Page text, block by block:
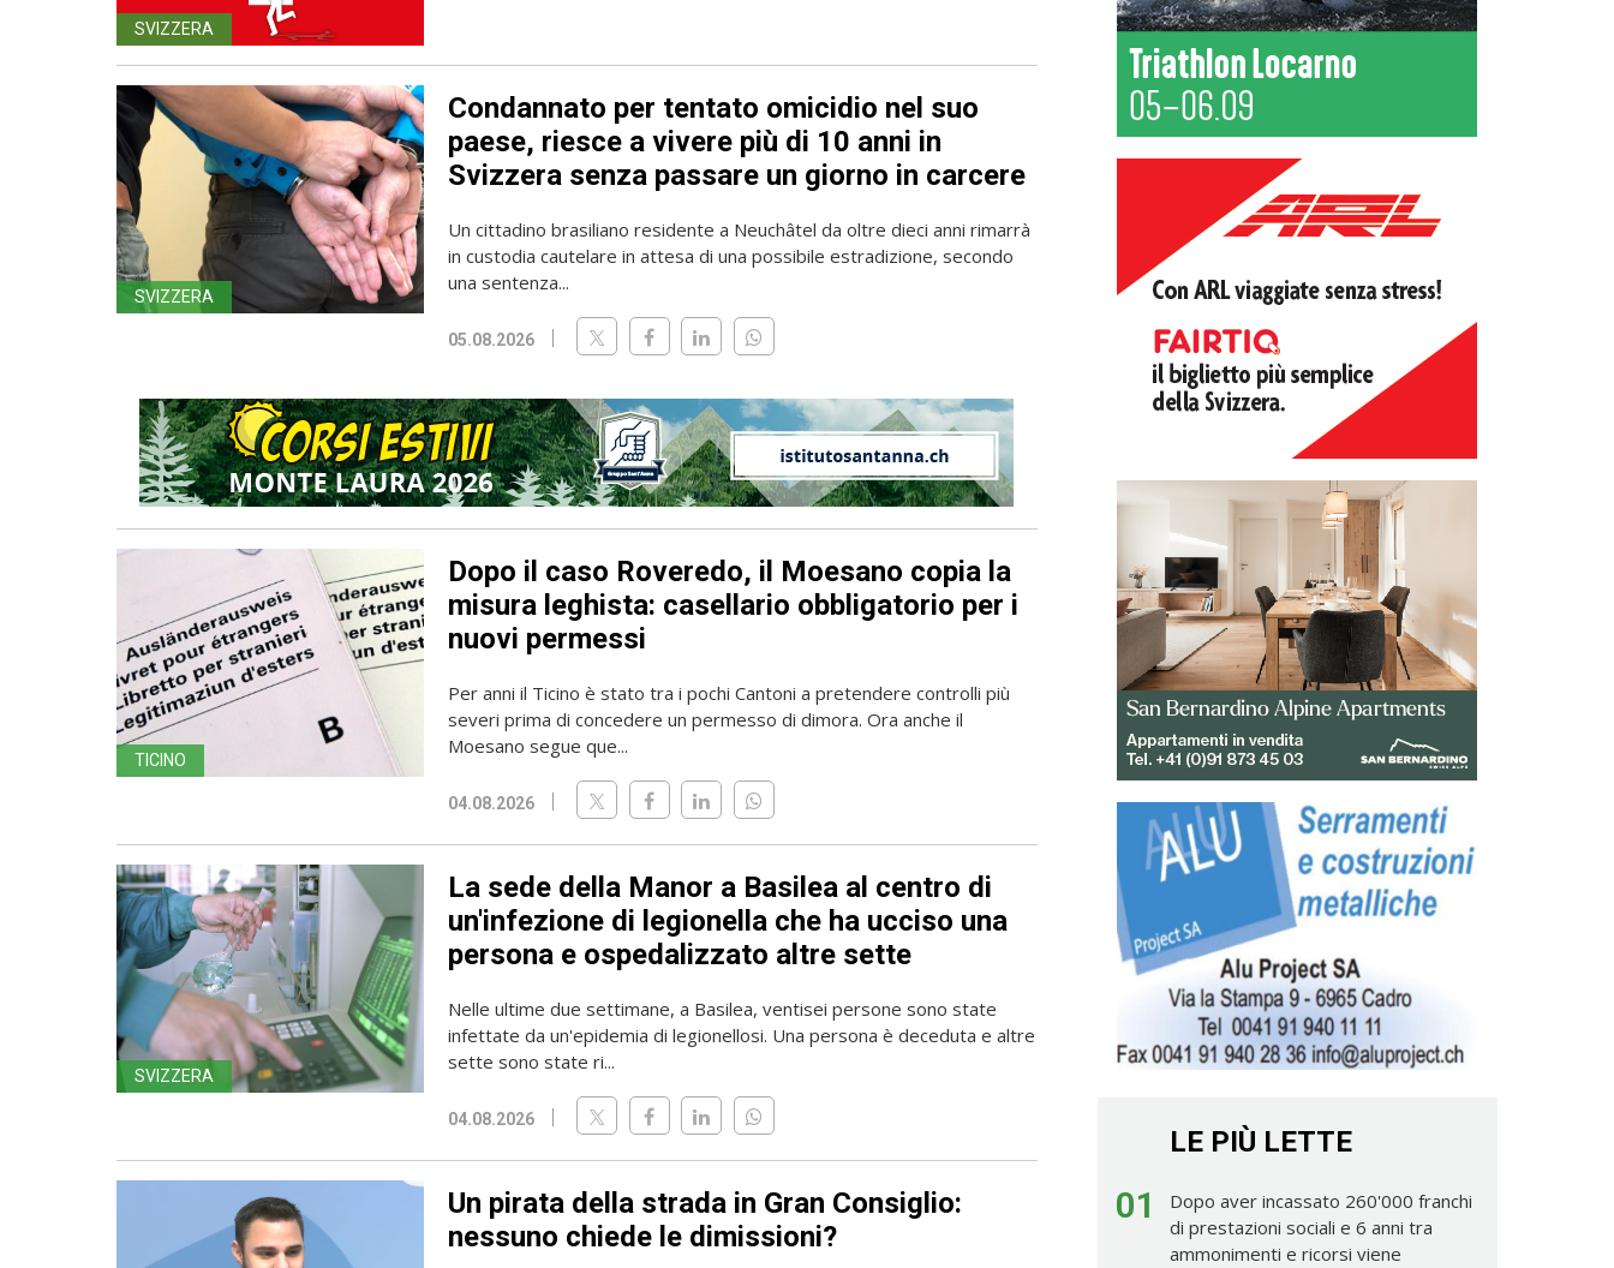
SVIZZERA
SVIZZERA
Condannato per tentato omicidio nel suo
paese, riesce a vivere più di 10 anni in
Svizzera senza passare un giorno in carcere
Un cittadino brasiliano residente a Neuchâtel da oltre dieci anni rimarrà
in custodia cautelare in attesa di una possibile estradizione, secondo
una sentenza...
05.08.2026
TICINO
Dopo il caso Roveredo, il Moesano copia la
misura leghista: casellario obbligatorio per i
nuovi permessi
Per anni il Ticino è stato tra i pochi Cantoni a pretendere controlli più
severi prima di concedere un permesso di dimora. Ora anche il
Moesano segue que...
04.08.2026
SVIZZERA
La sede della Manor a Basilea al centro di
un'infezione di legionella che ha ucciso una
persona e ospedalizzato altre sette
Nelle ultime due settimane, a Basilea, ventisei persone sono state
infettate da un'epidemia di legionellosi. Una persona è deceduta e altre
sette sono state ri...
04.08.2026
Un pirata della strada in Gran Consiglio:
nessuno chiede le dimissioni?
LE PIÙ LETTE
01
Dopo aver incassato 260'000 franchi
di prestazioni sociali e 6 anni tra
ammonimenti e ricorsi viene